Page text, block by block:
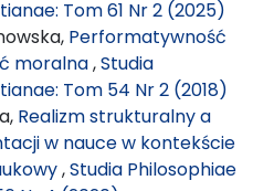
Tom 61 Nr 2 (2025)
Performatywność
moralna,Studia
Tom 54 Nr 2 (2018)
Realizm strukturalny a
w nauce w kontekście
,Studia Philosophiae